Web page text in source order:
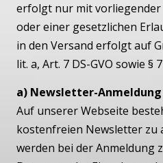
erfolgt nur mit
oder einer gesetzlichen
in den Versand erfolgt auf
lit. a, Art. 7 DS-GVO sowie §
a) Newsletter-
Auf unserer Webseite
kostenfreien Newsletter zu
werden bei der Anmeldung